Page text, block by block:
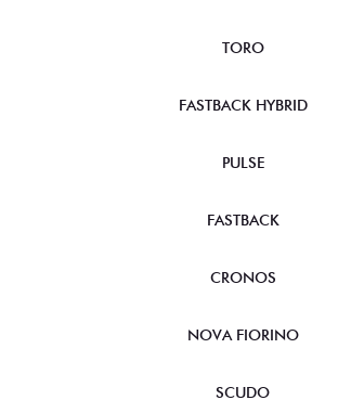
TORO
FASTBACK HYBRID
PULSE
FASTBACK
CRONOS
NOVA FIORINO
SCUDO